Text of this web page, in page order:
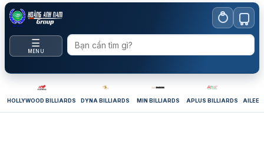
Bỏ
qua
nội
☰
MENU
HOLLYWOOD BILLIARDS DYNA BILLIARDS MIN BILLIARDS APLUS BILLIARDS